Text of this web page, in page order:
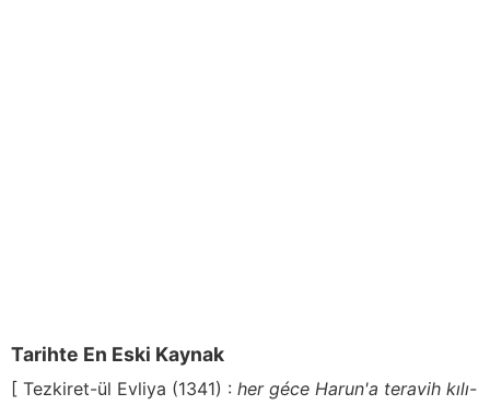
Tarihte En Eski Kaynak
[ Tezkiret-ül Evliya (1341) : her géce Harun'a teravih kılı-